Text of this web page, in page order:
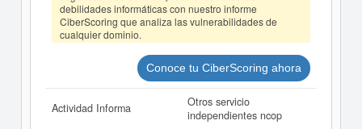
realizado el 07/04/2026.
debilidades informáticas con nuestro informe
CiberScoring que analiza las vulnerabilidades de
cualquier dominio.
Conoce tu CiberScoring ahora
Actividad Informa
Otros servicio
independientes ncop